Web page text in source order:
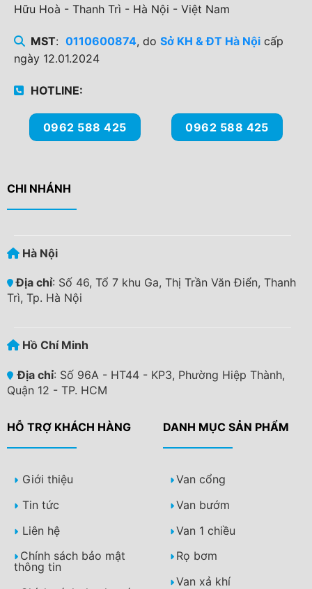
Hữu Hoà - Thanh Trì - Hà Nội - Việt Nam
MST: 0110600874, do Sở KH & ĐT Hà Nộicấp
ngày 12.01.2024
HOTLINE:
0962 588 425 0962 588 425
CHI NHÁNH
Hà Nội
Địa chỉ: Số 46, Tổ 7 khu Ga, Thị Trần Văn Điển, Thanh
Trì, Tp. Hà Nội
Hồ Chí Minh
Địa chỉ: Số 96A - HT44 - KP3, Phường Hiệp Thành,
Quận 12 - TP. HCM
HỖ TRỢ KHÁCH HÀNG DANH MỤC SẢN PHẨM
Giới thiệu
Tin tức
Liên hệ
Chính sách bảo mật
thông tin
Van cổng
Van bướm
Van 1 chiều
Rọ bơm
Van xả khí